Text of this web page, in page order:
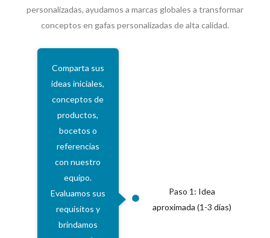
personalizadas, ayudamos a marcas globales a transformar
conceptos en gafas personalizadas de alta calidad.
Comparta sus
ideas iniciales,
conceptos de
productos,
bocetos o
referencias
con nuestro
equipo.
Evaluamos sus
requisitos y
brindamos
Paso 1: Idea
aproximada (1-3 días)